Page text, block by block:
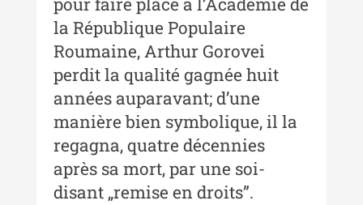
Indexul Complet
Alte publicatii, cataloage, volume de
autor
Indexul Complet
Informații Utile
Despre Editură
la République Populaire
Roumaine, Arthur Gorovei
perdit la qualité gagnée huit
années auparavant; dʼune
manière bien symbolique, il la
regagna, quatre décennies
après sa mort, par une soi-
disant „remise en droits”.